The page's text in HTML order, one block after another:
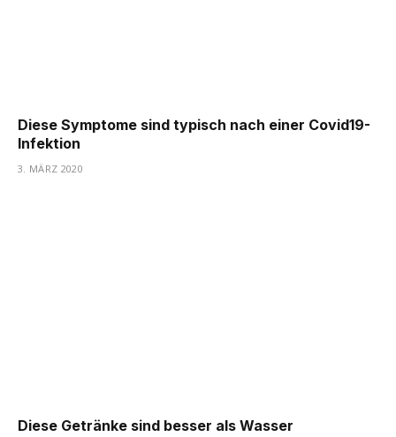
Diese Symptome sind typisch nach einer Covid19-
Infektion
3. MÄRZ 2020
Diese Getränke sind besser als Wasser